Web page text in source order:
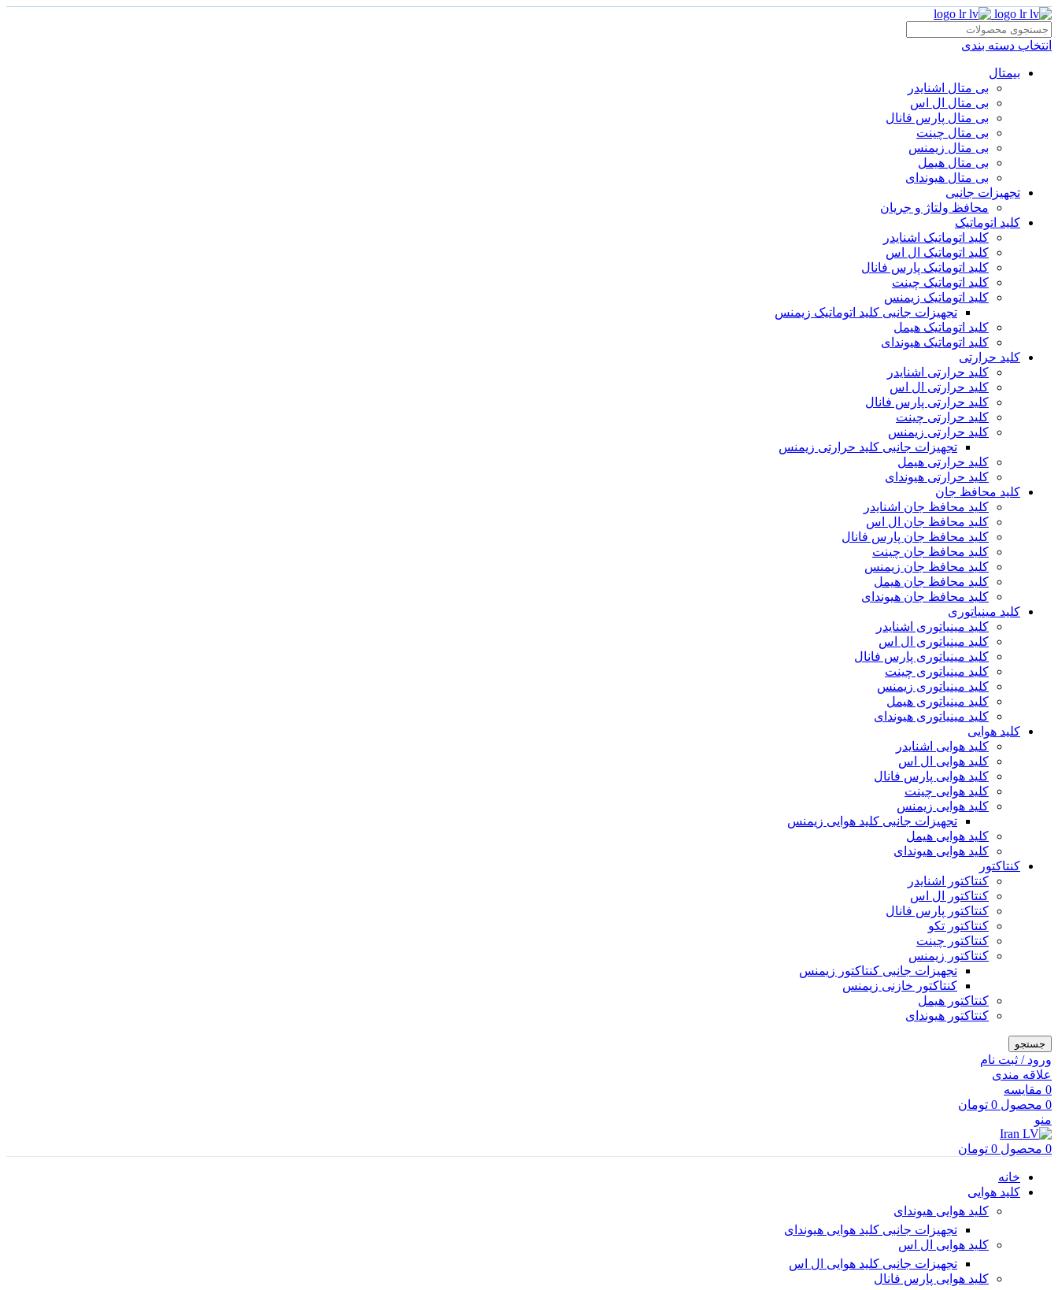
انتخاب دسته بندی
بیمتال
بی متال اشنایدر
بی متال ال اس
بی متال پارس فانال
بی متال چینت
بی متال زیمنس
بی متال هیمل
بی متال هیوندای
تجهیزات جانبی
محافظ ولتاژ و‌ جریان
کلید اتوماتیک
کلید اتوماتیک اشنایدر
کلید اتوماتیک ال اس
کلید اتوماتیک پارس فانال
کلید اتوماتیک چینت
کلید اتوماتیک زیمنس
تجهیزات جانبی کلید اتوماتیک زیمنس
کلید اتوماتیک هیمل
کلید اتوماتیک هیوندای
کلید حرارتی
کلید حرارتی اشنایدر
کلید حرارتی ال اس
کلید حرارتی پارس فانال
کلید حرارتی چینت
کلید حرارتی زیمنس
تجهیزات جانبی کلید حرارتی زیمنس
کلید حرارتی هیمل
کلید حرارتی هیوندای
کلید محافظ جان
کلید محافظ جان اشنایدر
کلید محافظ جان ال اس
کلید محافظ جان پارس فانال
کلید محافظ جان چینت
کلید محافظ جان زیمنس
کلید محافظ جان هیمل
کلید محافظ جان هیوندای
کلید مینیاتوری
کلید مینیاتوری اشنایدر
کلید مینیاتوری ال اس
کلید مینیاتوری پارس فانال
کلید مینیاتوری چینت
کلید مینیاتوری زیمنس
کلید مینیاتوری هیمل
کلید مینیاتوری هیوندای
کلید هوایی
کلید هوایی اشنایدر
کلید هوایی ال اس
کلید هوایی پارس فانال
کلید هوایی چینت
کلید هوایی زیمنس
تجهیزات جانبی کلید هوایی زیمنس
کلید هوایی هیمل
کلید هوایی هیوندای
کنتاکتور
کنتاکتور اشنایدر
کنتاکتور ال اس
کنتاکتور پارس فانال
کنتاکتور تکو
کنتاکتور چینت
کنتاکتور زیمنس
تجهیزات جانبی کنتاکتور زیمنس
کنتاکتور خازنی زیمنس
کنتاکتور هیمل
کنتاکتور هیوندای
جستجو
ورود / ثبت نام
علاقه مندی
0 مقایسه
0 محصول 0 تومان
منو
0 محصول 0 تومان
خانه
کلید هوایی
کلید هوایی هیوندای
تجهیزات جانبی کلید هوایی هیوندای
کلید هوایی ال اس
تجهیزات جانبی کلید هوایی ال اس
کلید هوایی پارس فانال